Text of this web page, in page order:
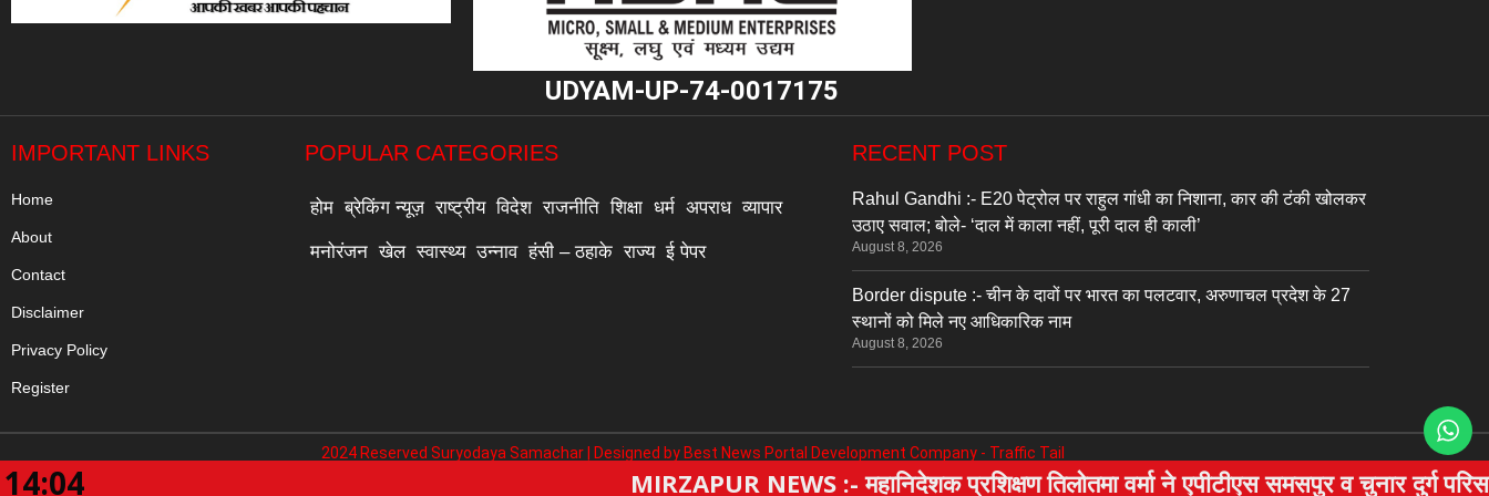
UDYAM-UP-74-0017175
IMPORTANT LINKS
Home
About
Contact
Disclaimer
Privacy Policy
Register
POPULAR CATEGORIES
होम ब्रेकिंग न्यूज़ राष्ट्रीय विदेश राजनीति शिक्षा धर्म अपराध व्यापार
मनोरंजन खेल स्वास्थ्य उन्नाव हंसी – ठहाके राज्य ई पेपर
RECENT POST
Rahul Gandhi :- E20 पेट्रोल पर राहुल गांधी का निशाना, कार की टंकी खोलकर
उठाए सवाल; बोले- ‘दाल में काला नहीं, पूरी दाल ही काली’
August 8, 2026
Border dispute :- चीन के दावों पर भारत का पलटवार, अरुणाचल प्रदेश के 27
स्थानों को मिले नए आधिकारिक नाम
August 8, 2026
2024 Reserved Suryodaya Samachar | Designed by Best News Portal Development Company- Traffic Tail
MIRZAPUR NEWS :- महानिदेशक प्रशिक्षण तिलोतमा वर्मा ने एपीटीएस समसपुर व चुनार दुर्ग परिसर का
14:04